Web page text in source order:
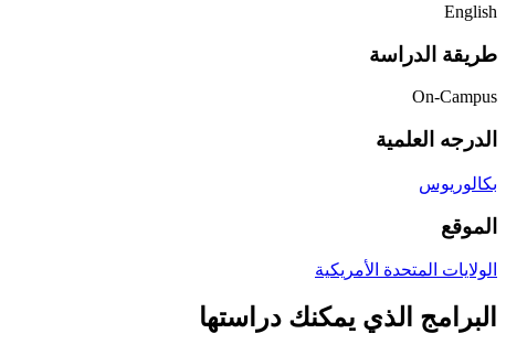
English
طريقة الدراسة
On-Campus
الدرجه العلمية
بكالوريوس
الموقع
الولايات المتحدة الأمريكية
البرامج الذي يمكنك دراستها